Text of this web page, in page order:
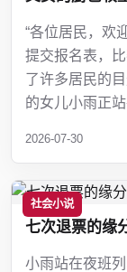
“各位居民，欢
提交报名表，
了许多居民的
的女儿小雨正
2026-07-30
社会小说
七次退票的缘
小雨站在夜班